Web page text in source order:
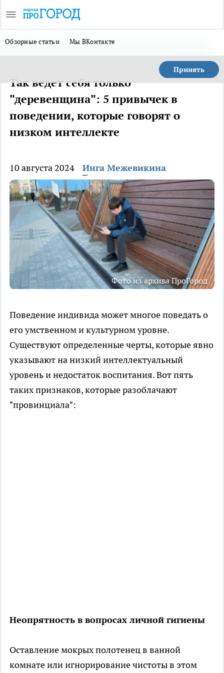
Обзорные статьи Мы ВКонтакте
Принять
Так ведет себя только
"деревенщина": 5 привычек в
поведении, которые говорят о
низком интеллекте
10 августа 2024 Инга Межевикина
Фото из архива ПроГород
Поведение индивида может многое поведать о
его умственном и культурном уровне.
Существуют определенные черты, которые явно
указывают на низкий интеллектуальный
уровень и недостаток воспитания. Вот пять
таких признаков, которые разоблачают
"провинциала":
Неопрятность в вопросах личной гигиены
Оставление мокрых полотенец в ванной
комнате или игнорирование чистоты в этом